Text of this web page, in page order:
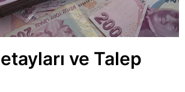
ve Talep